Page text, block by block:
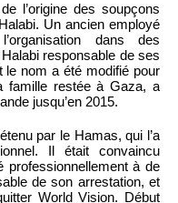
l’origine des soupçons
Un ancien employé
dans des
responsable de ses
le nom a été modifié pour
famille restée à Gaza, a
jusqu’en 2015.
par le Hamas, qui l’a
Il était convaincu
professionnellement à de
de son arrestation, et
World Vision. Début